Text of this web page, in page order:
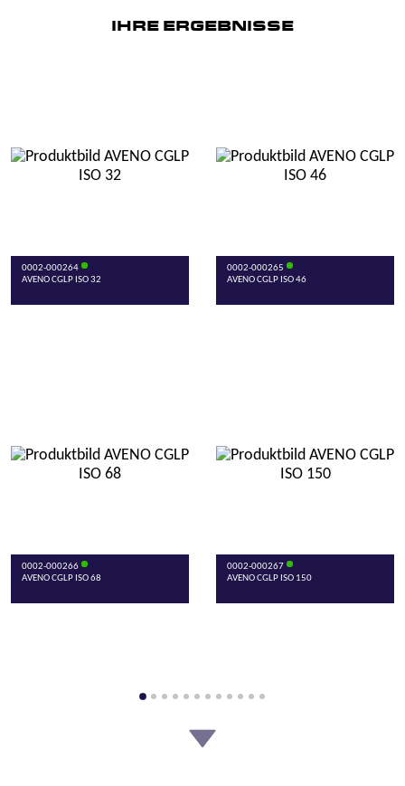
IHRE ERGEBNISSE
0002-000264
AVENO CGLP ISO 32
0002-000265
AVENO CGLP ISO 46
0002-000266
AVENO CGLP ISO 68
0002-000267
AVENO CGLP ISO 150